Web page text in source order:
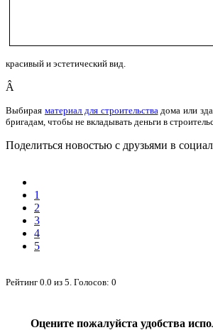
красивый и эстетический вид.
Â
Выбирая материал для строительства дома или
бригадам, чтобы не вкладывать деньги в
Поделиться новостью с друзьями в
1
2
3
4
5
Рейтинг 0.0 из 5 . Голосов: 0
Оцените пожалуйста удобства